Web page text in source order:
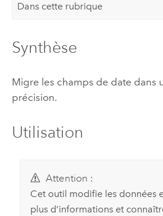
Dans cette rubrique
Synthèse
Migre les champs de date dans
précision.
Utilisation
Attention :
Cet outil modifie les données
plus d’informations et